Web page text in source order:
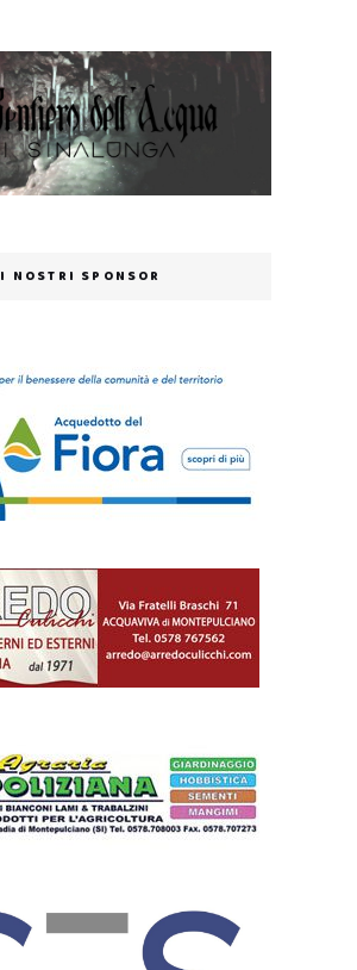
I NOSTRI SPONSOR